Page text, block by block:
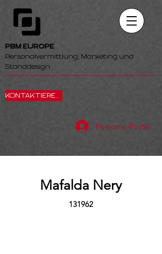
PBM EUROPE
Personalvermittlung, Marketing und
Standdesign
KONTAKTIEREN SIE UNS
Personal-Portal
Mafalda Nery
131962